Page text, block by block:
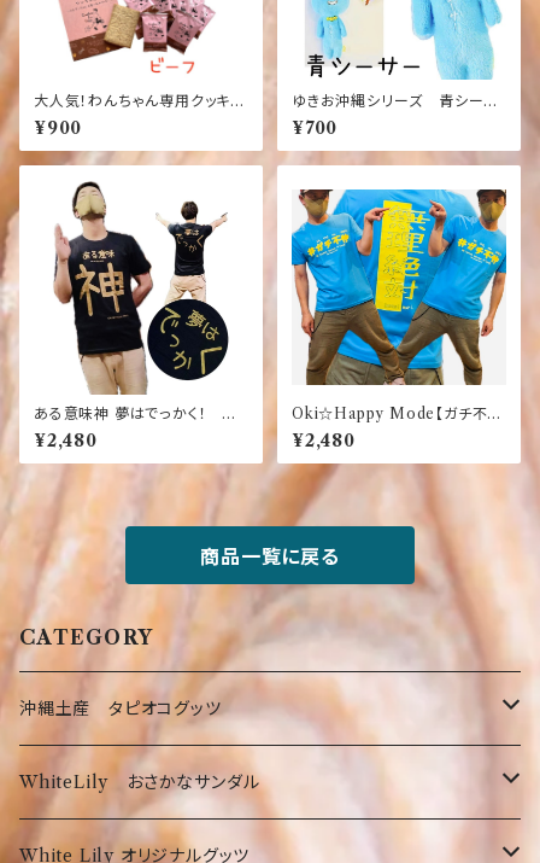
大人気！わんちゃん専用クッキー
【ビーフ味】【犬】【おやつ】ワンち
ゃんへ～人もワンちゃんも食べ
れるクッキー【10枚入り】【国産】
ク】【フード】
¥900
ゆきお沖縄シリーズ 青シーサ
ー【お土産】【限定】【ご当地】【マ
スコット】【ゆるかわ】【大好評】
【コレクション】
¥700
ある意味神 夢はでっかく！
黒 Oki☆Happy Mode お
もしろ ふざけTシャツ
¥2,480
Oki☆Happy Mode【ガチ不
仲】【無理絶対】おもしろ ふざ
けTシャツ
¥2,480
商品一覧に戻る
CATEGORY
沖縄土産 タピオコグッツ
沖縄限定Tシャツ
弊社オリジナルTシャツ
お菓子・食品
WhiteLily おさかなサンダル
お魚サンダル
White Lily オリジナルグッツ